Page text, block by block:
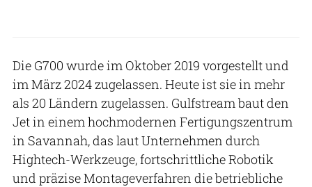
Die G700 wurde im Oktober 2019 vorgestellt und
im März 2024 zugelassen. Heute ist sie in mehr
als 20 Ländern zugelassen. Gulfstream baut den
Jet in einem hochmodernen Fertigungszentrum
in Savannah, das laut Unternehmen durch
Hightech-Werkzeuge, fortschrittliche Robotik
und präzise Montageverfahren die betriebliche